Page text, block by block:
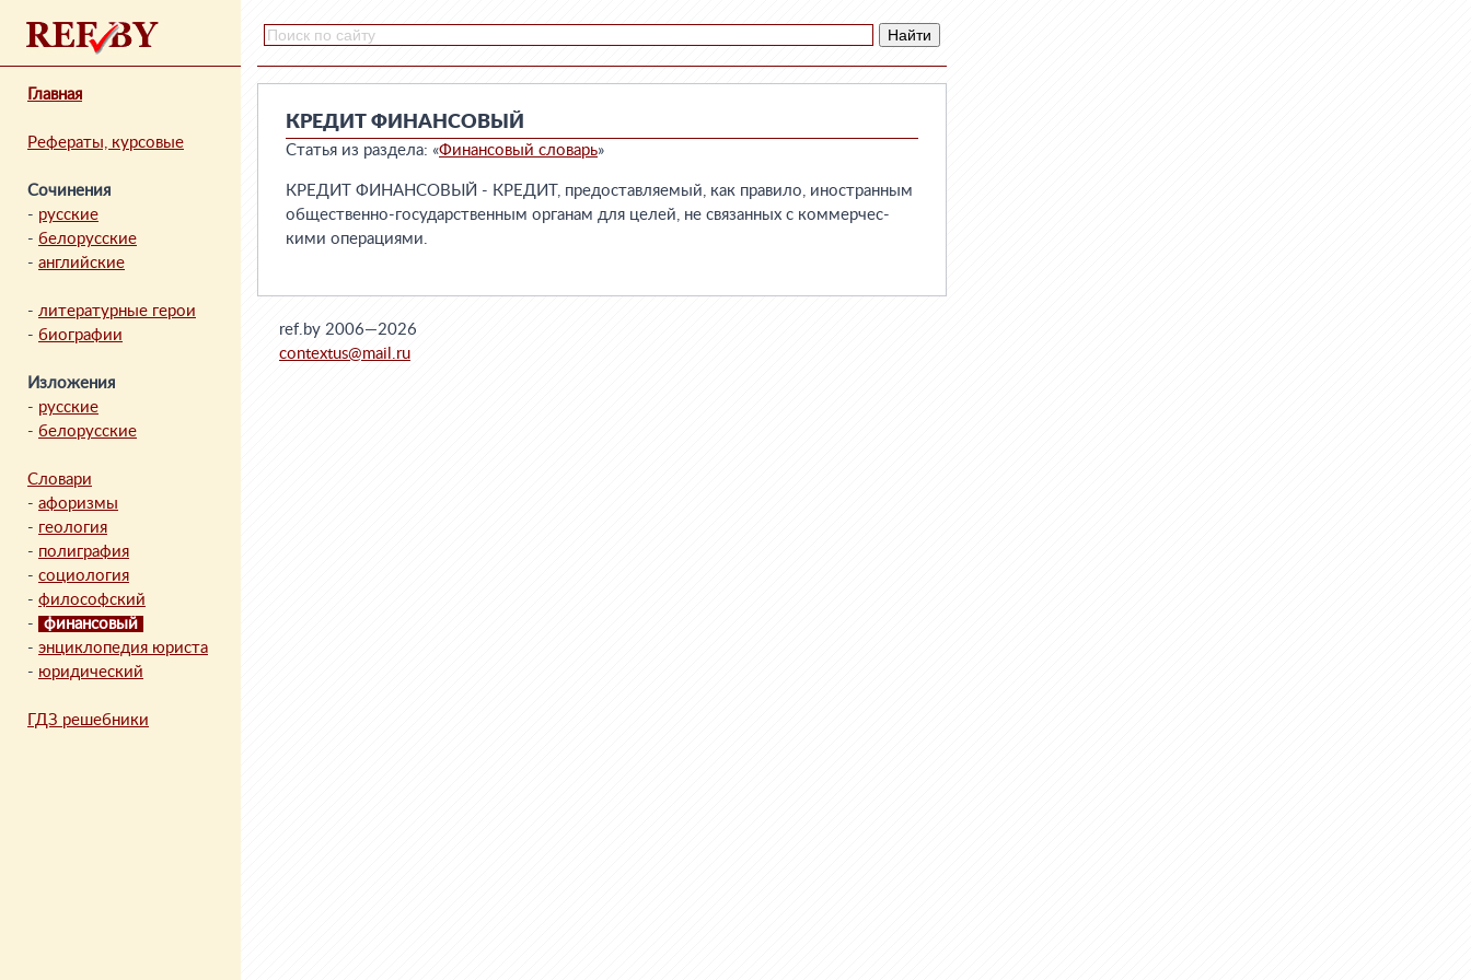
Главная
Рефераты, курсовые
Сочинения
- русские
- белорусские
- английские
- литературные герои
- биографии
Изложения
- русские
- белорусские
Словари
- афоризмы
- геология
- полиграфия
- социология
- философский
-
финансовый
- энциклопедия юриста
- юридический
ГДЗ решебники
КРЕДИТ ФИНАНСОВЫЙ
Статья из раздела: «Финансовый словарь»
КРЕДИТ ФИНАНСОВЫЙ - КРЕДИТ, предоставляемый, как правило, иностранным
общественно-государственным органам для целей, не связанных с коммерчес-
кими операциями.
ref.by 2006—2026
contextus@mail.ru